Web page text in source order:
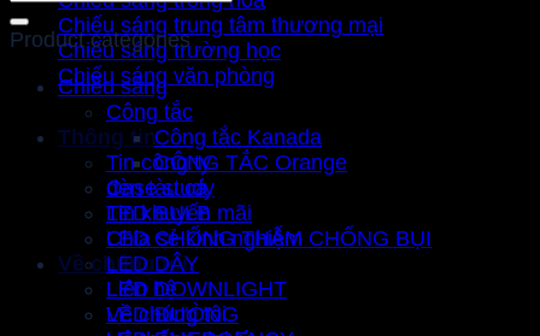
Chiếu sáng trung tâm thương mại
Chiếu sáng trường học
Chiếu sáng văn phòng
Thông tin
Tin công ty
Case study
Tin khuyến mãi
Chia sẻ kinh nghiệm
Về chúng tôi
Liên hệ
Về chúng tôi
Product categories
Chiếu sáng
Công tắc
Công tắc Kanada
CÔNG TẮC Orange
đèn tàu cá
LED BULB
LED CHỐNG THẤM CHỐNG BỤI
LED DÂY
LED DOWNLIGHT
LED ĐƯỜNG